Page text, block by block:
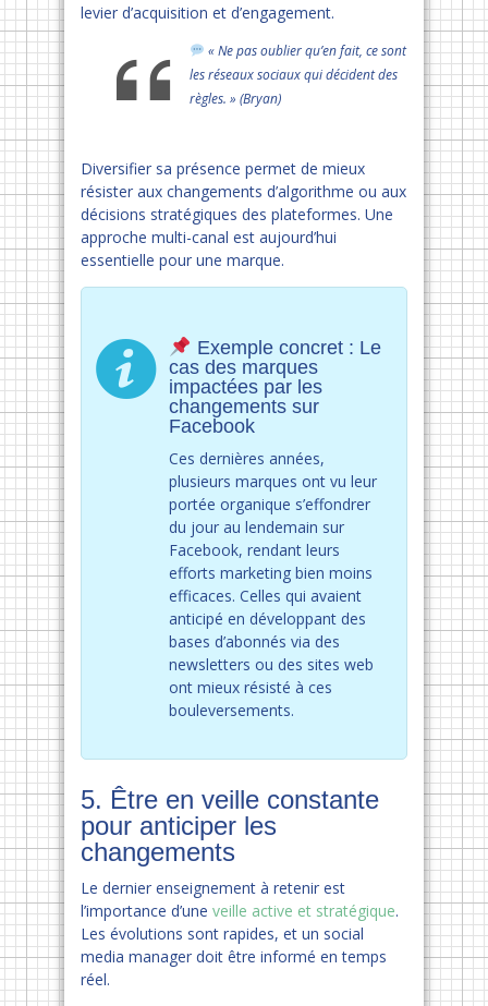
levier d’acquisition et d’engagement.
« Ne pas oublier qu’en fait, ce sont
les réseaux sociaux qui décident des
règles. » (Bryan)
Diversifier sa présence permet de mieux
résister aux changements d’algorithme ou aux
décisions stratégiques des plateformes. Une
approche multi-canal est aujourd’hui
essentielle pour une marque.
Exemple concret : Le
cas des marques
impactées par les
changements sur
Facebook
Ces dernières années,
plusieurs marques ont vu leur
portée organique s’effondrer
du jour au lendemain sur
Facebook, rendant leurs
efforts marketing bien moins
efficaces. Celles qui avaient
anticipé en développant des
bases d’abonnés via des
newsletters ou des sites web
ont mieux résisté à ces
bouleversements.
5. Être en veille constante
pour anticiper les
changements
Le dernier enseignement à retenir est
l’importance d’une veille active et stratégique.
Les évolutions sont rapides, et un social
media manager doit être informé en temps
réel.